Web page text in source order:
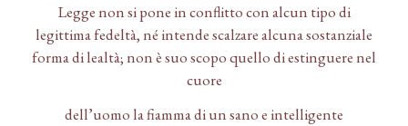
Legge non si pone in conflitto con alcun tipo di
legittima fedeltà, né intende scalzare alcuna sostanziale
forma di lealtà; non è suo scopo quello di estinguere nel
cuore
dell’uomo la fiamma di un sano e intelligente